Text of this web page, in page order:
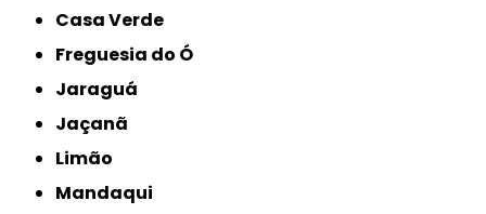
Casa Verde
Freguesia do Ó
Jaraguá
Jaçanã
Limão
Mandaqui